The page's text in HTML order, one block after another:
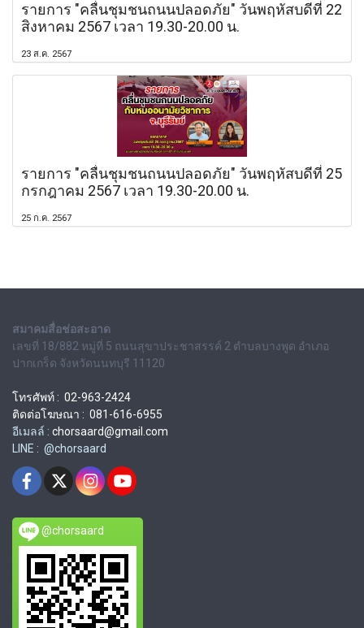
รายการ "คลื่นชุมชนถนนปลอดภัย" วันพฤหัสบดีที่ 22
สิงหาคม 2567 เวลา 19.30-20.00 น.
23 ส.ค. 2567
รายการ "คลื่นชุมชนถนนปลอดภัย" วันพฤหัสบดีที่ 25
กรกฎาคม 2567 เวลา 19.30-20.00 น.
25 ก.ค. 2567
สมาคมสื่อช่อสะอาด
เลขที่ 18/882 หมู่ที่ 5 ถนนสุขาประชาสรรค์ 2 ตำบลบางพูด อำเภอ
ปากเกร็ด จังหวัดนนทบุรี 11120
โทรศัพท์ : 02-963-2424
ติดต่อโฆษณา : 081-616-6955
อีเมลล์ : chorsaard@gmail.com
LINE : @chorsaard
@chorsaard